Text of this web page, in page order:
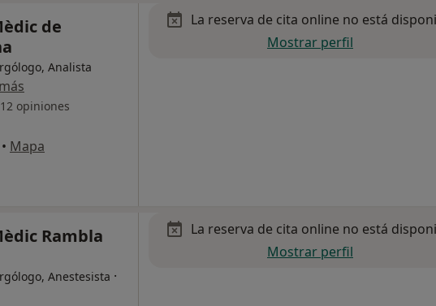
de
Analista
opiniones
• Mapa
La reserva de cita online no está
Mostrar perfil
Rambla
Anestesista ·
La reserva de cita online no está
Mostrar perfil